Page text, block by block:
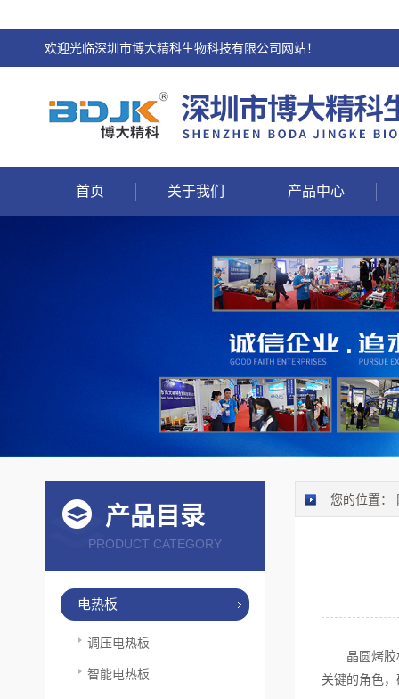
欢迎光临深圳市博大精科生物科技有限公司网站！
首页 关于我们 产品中心
产品目录
PRODUCT CATEGORY
电热板
调压电热板
智能电热板
您的位置：
晶圆烤胶机
关键的角色